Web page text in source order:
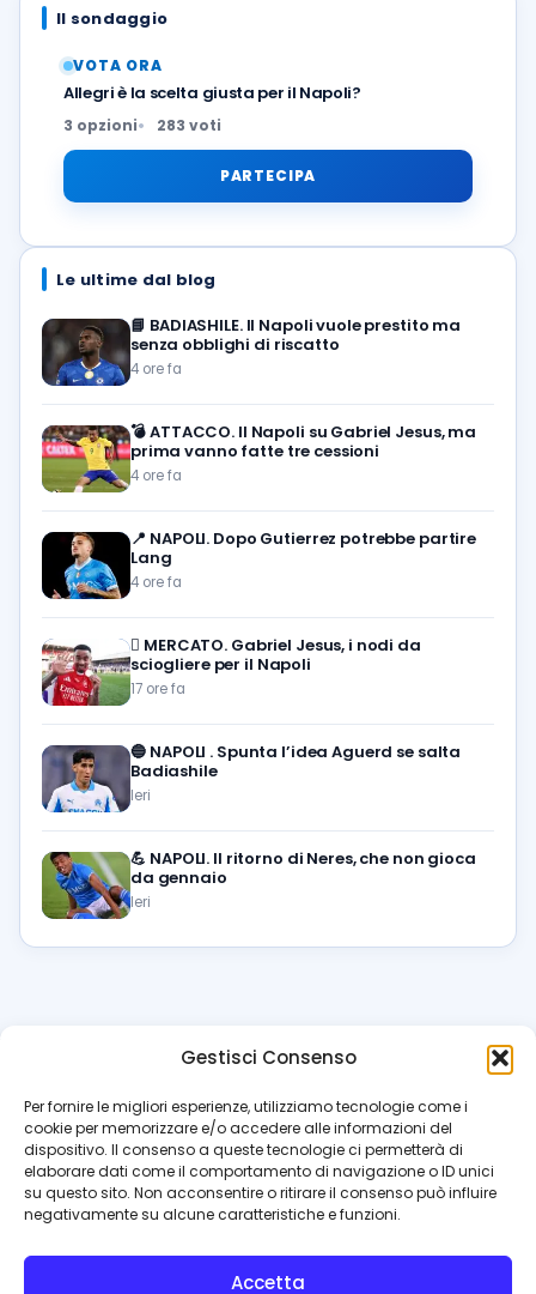
Gestisci Consenso
Per fornire le migliori esperienze, utilizziamo tecnologie come i
cookie per memorizzare e/o accedere alle informazioni del
dispositivo. Il consenso a queste tecnologie ci permetterà di
elaborare dati come il comportamento di navigazione o ID unici
su questo sito. Non acconsentire o ritirare il consenso può influire
negativamente su alcune caratteristiche e funzioni.
Accetta
Il sondaggio
VOTA ORA
Allegri è la scelta giusta per il Napoli?
3 opzioni 283 voti
PARTECIPA
Le ultime dal blog
📘 BADIASHILE. Il Napoli vuole prestito ma
senza obblighi di riscatto
4 ore fa
💣ATTACCO. Il Napoli su Gabriel Jesus, ma
prima vanno fatte tre cessioni
4 ore fa
📍 NAPOLI. Dopo Gutierrez potrebbe partire
Lang
4 ore fa
🪎 MERCATO. Gabriel Jesus, i nodi da
sciogliere per il Napoli
17 ore fa
🔵 NAPOLI . Spunta l’idea Aguerd se salta
Badiashile
Ieri
💪 NAPOLI. Il ritorno di Neres, che non gioca
da gennaio
Ieri
azzurrissimo.it
Il blog di riferimento per i tifosi del Napoli. News, interviste,
pagelle e calciomercato. Testata giornalistica registrata
al Tribunale di Napoli (n. 48 dell’08/10/2012). Direttore Luca
Perillo
INFO